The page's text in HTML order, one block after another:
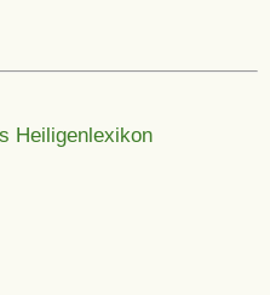
Heiligenlexikon